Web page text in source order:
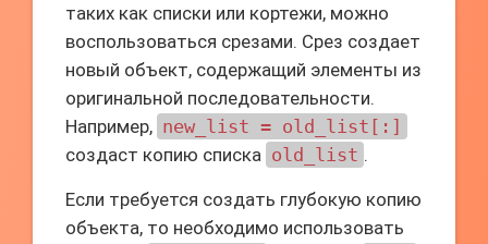
таких как списки или кортежи, можно
воспользоваться срезами. Срез создает
новый объект, содержащий элементы из
оригинальной последовательности.
Например, new_list = old_list[:]
создаст копию списка old_list .
Если требуется создать глубокую копию
объекта, то необходимо использовать